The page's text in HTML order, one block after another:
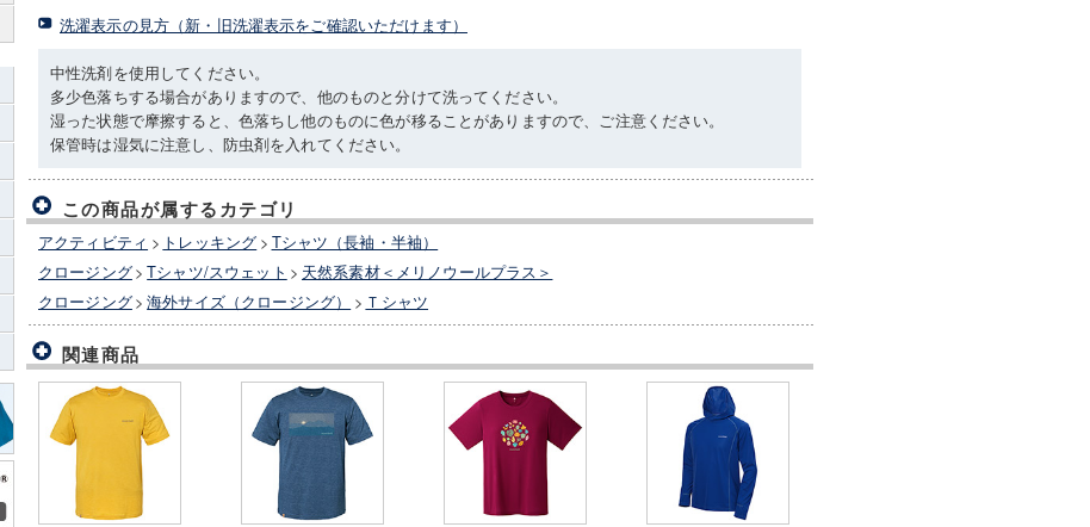
洗濯表示の見方（新・旧洗濯表示をご確認いただけます）
中性洗剤を使用してください。
多少色落ちする場合がありますので、他のものと分けて洗ってください。
湿った状態で摩擦すると、色落ちし他のものに色が移ることがありますので、ご注意ください。
保管時は湿気に注意し、防虫剤を入れてください。
この商品が属するカテゴリ
アクティビティ > トレッキング > Tシャツ（長袖・半袖）
クロージング> Tシャツ/スウェット > 天然系素材＜メリノウールプラス＞
クロージング> 海外サイズ（クロージング） > Ｔシャツ
関連商品